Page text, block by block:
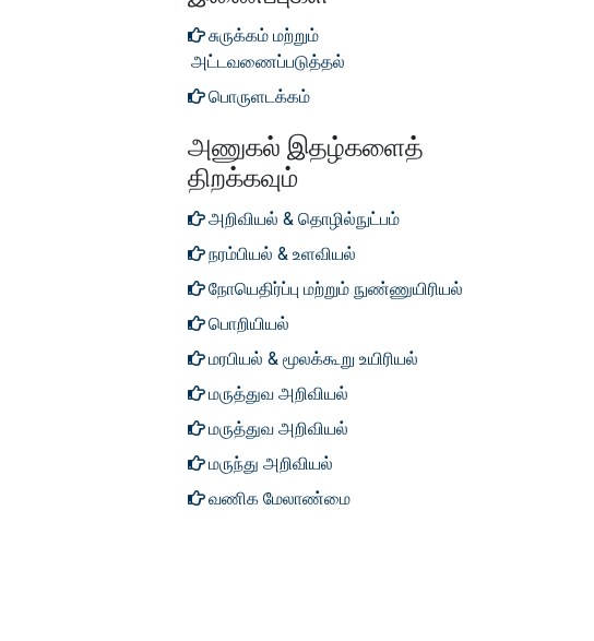
புற்றுநோய் மருத்துவ
பரிசோதனைகள்
புற்றுநோய் மருத்துவ
பரிசோதனைகள் மற்றும் நெறிமுறை
சிக்கல்கள்
புற்றுநோய் மருத்துவ
பரிசோதனைகள் மேலாண்மை
பெருங்குடல் புற்றுநோய் மருத்துவ
பரிசோதனைகள்
மார்பக புற்றுநோய் மருத்துவ
பரிசோதனைகள்
மூளை புற்றுநோய் மருத்துவ
பரிசோதனைகள்
மெட்டாஸ்டேடிக் மார்பக புற்றுநோய்
மருத்துவ பரிசோதனைகள்
சுருக்கம் மற்றும்
அட்டவணைப்படுத்தல்
பொருளடக்கம்
அணுகல் இதழ்களைத்
திறக்கவும்
அறிவியல் & தொழில்நுட்பம்
நரம்பியல் & உளவியல்
நோயெதிர்ப்பு மற்றும் நுண்ணுயிரியல்
பொறியியல்
மரபியல் & மூலக்கூறு உயிரியல்
மருத்துவ அறிவியல்
மருத்துவ அறிவியல்
மருந்து அறிவியல்
வணிக மேலாண்மை